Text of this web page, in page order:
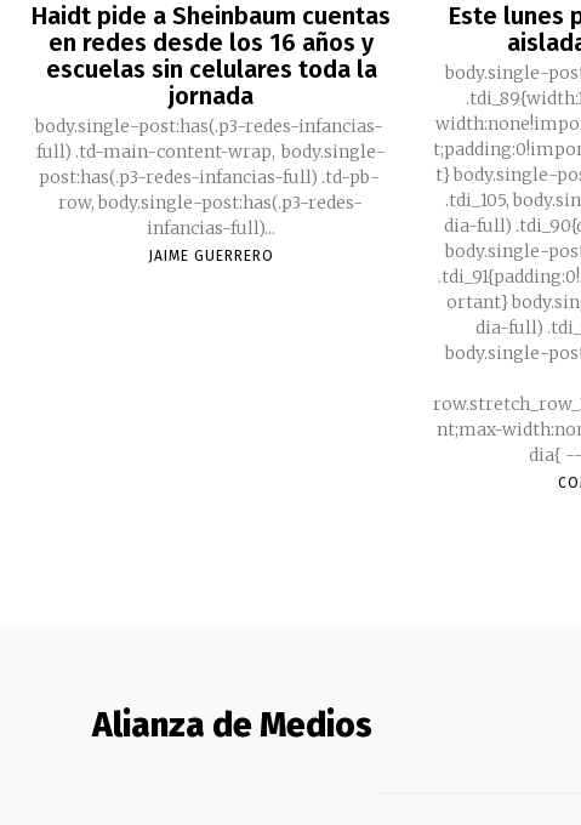
Haidt pide a Sheinbaum cuentas
en redes desde los 16 años y
escuelas sin celulares toda la
jornada
body.single-post:has(.p3-redes-infancias-
full) .td-main-content-wrap, body.single-
post:has(.p3-redes-infancias-full) .td-pb-
row, body.single-post:has(.p3-redes-
infancias-full)...
JAIME GUERRERO
Este lunes
body.single-
t} body.single-
.tdi_105,
dia-full)
body.single-
ortant}
dia-full)
body.single-
nt;max-
Alianza de Medios